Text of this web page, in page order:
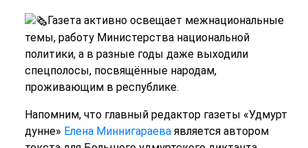
Газета активно освещает межнациональные
темы, работу Министерства национальной
политики, а в разные годы даже выходили
спецполосы, посвящённые народам,
проживающим в республике.
Напомним, что главный редактор газеты «Удмурт
дунне» Елена Миннигараеваявляется автором